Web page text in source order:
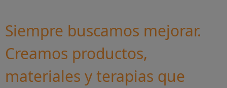
Siempre buscamos mejorar.
Creamos productos,
materiales y terapias que